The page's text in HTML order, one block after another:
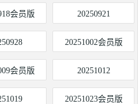
会员版 20250921
20251002会员版
会员版 20251012
20251023会员版